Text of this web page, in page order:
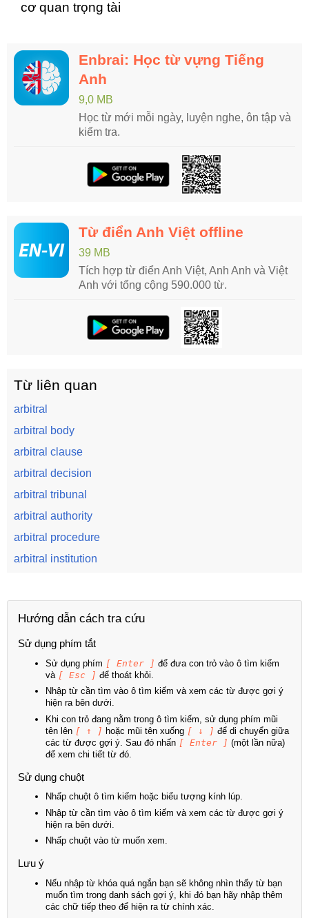
cơ quan trọng tài
Enbrai: Học từ vựng Tiếng
Anh
9,0 MB
Học từ mới mỗi ngày, luyện nghe, ôn tập và
kiểm tra.
Từ điển Anh Việt offline
39 MB
Tích hợp từ điển Anh Việt, Anh Anh và Việt
Anh với tổng cộng 590.000 từ.
Từ liên quan
arbitral
arbitral body
arbitral clause
arbitral decision
arbitral tribunal
arbitral authority
arbitral procedure
arbitral institution
Hướng dẫn cách tra cứu
Sử dụng phím tắt
Sử dụng phím [ Enter ] để đưa con trỏ vào ô tìm kiếm
và [ Esc ] để thoát khỏi.
Nhập từ cần tìm vào ô tìm kiếm và xem các từ được gợi ý
hiện ra bên dưới.
Khi con trỏ đang nằm trong ô tìm kiếm, sử dụng phím mũi
tên lên [ ↑ ] hoặc mũi tên xuống [ ↓ ] để di chuyển giữa
các từ được gợi ý. Sau đó nhấn [ Enter ] (một lần nữa)
để xem chi tiết từ đó.
Sử dụng chuột
Nhấp chuột ô tìm kiếm hoặc biểu tượng kính lúp.
Nhập từ cần tìm vào ô tìm kiếm và xem các từ được gợi ý
hiện ra bên dưới.
Nhấp chuột vào từ muốn xem.
Lưu ý
Nếu nhập từ khóa quá ngắn bạn sẽ không nhìn thấy từ bạn
muốn tìm trong danh sách gợi ý, khi đó bạn hãy nhập thêm
các chữ tiếp theo để hiện ra từ chính xác.